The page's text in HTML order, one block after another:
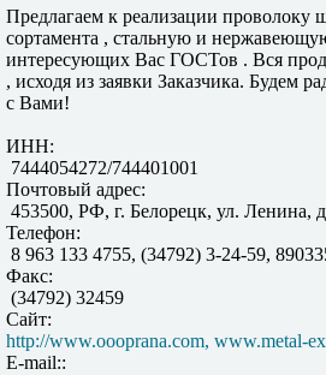
Предлагаем к реализации проволоку
сортамента , стальную и
интересующих Вас ГОСТов . Вся
, исходя из заявки Заказчика. Будем
с Вами!
ИНН:
7444054272/744401001
Почтовый адрес:
453500, РФ, г. Белорецк, ул. Ленина,
Телефон:
8 963 133 4755, (34792) 3-24-59,
Факс:
(34792) 32459
Сайт:
http://www.oooprana.com, www.metal-
E-mail::